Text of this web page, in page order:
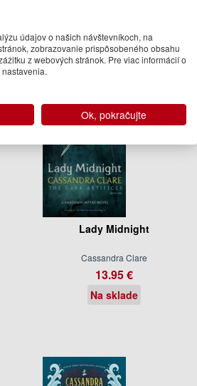
Lady Midnight
Cassandra Clare
13.95 €
Na sklade
údajov o našich návštevníkoch, na
zobrazovanie prispôsobeného obsahu
z webových stránok. Pre viac informácií o
Ok, pokračujte